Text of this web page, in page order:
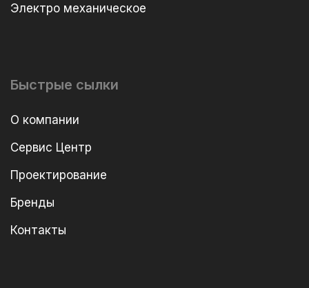
Электро механическое
Быстрые сылки
О компании
Сервис Центр
Проектирование
Бренды
Контакты